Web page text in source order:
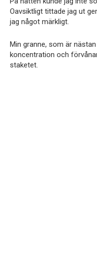
Oavsiktligt tittade jag ut
jag något märkligt.
Min granne, som är
koncentration och
staketet.